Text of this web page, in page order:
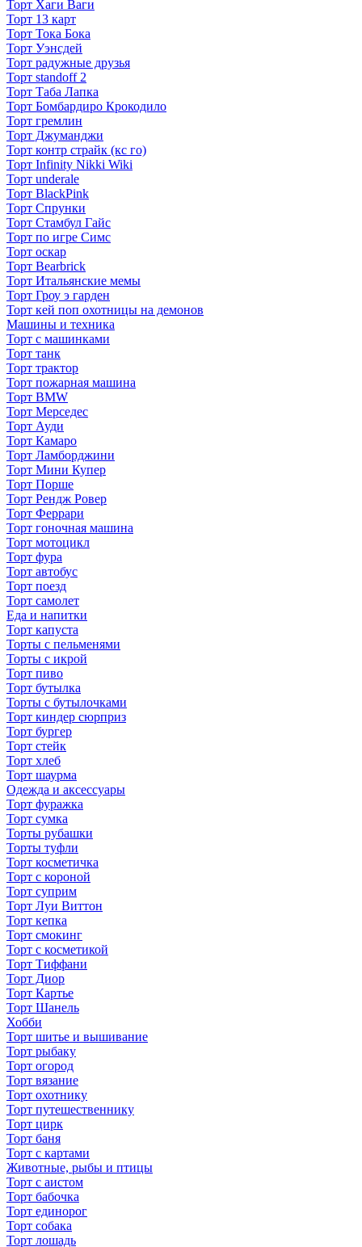
Торт Хаги Ваги
Торт 13 карт
Торт Тока Бока
Торт Уэнсдей
Торт радужные друзья
Торт standoff 2
Торт Таба Лапка
Торт Бомбардиро Крокодило
Торт гремлин
Торт Джуманджи
Торт контр страйк (кс го)
Торт Infinity Nikki Wiki
Торт underale
Торт BlackPink
Торт Спрунки
Торт Стамбул Гайс
Торт по игре Симс
Торт оскар
Торт Bearbrick
Торт Итальянские мемы
Торт Гроу э гарден
Торт кей поп охотницы на демонов
Машины и техника
Торт с машинками
Торт танк
Торт трактор
Торт пожарная машина
Торт BMW
Торт Мерседес
Торт Ауди
Торт Камаро
Торт Ламборджини
Торт Мини Купер
Торт Порше
Торт Рендж Ровер
Торт Феррари
Торт гоночная машина
Торт мотоцикл
Торт фура
Торт автобус
Торт поезд
Торт самолет
Еда и напитки
Торт капуста
Торты с пельменями
Торты с икрой
Торт пиво
Торт бутылка
Торты с бутылочками
Торт киндер сюрприз
Торт бургер
Торт стейк
Торт хлеб
Торт шаурма
Одежда и аксессуары
Торт фуражка
Торт сумка
Торты рубашки
Торты туфли
Торт косметичка
Торт с короной
Торт суприм
Торт Луи Виттон
Торт кепка
Торт смокинг
Торт с косметикой
Торт Тиффани
Торт Диор
Торт Картье
Торт Шанель
Хобби
Торт шитье и вышивание
Торт рыбаку
Торт огород
Торт вязание
Торт охотнику
Торт путешественнику
Торт цирк
Торт баня
Торт с картами
Животные, рыбы и птицы
Торт с аистом
Торт бабочка
Торт единорог
Торт собака
Торт лошадь